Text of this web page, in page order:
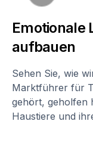
Emotionale
aufbauen
Sehen Sie, wie
Marktführer für
gehört, geholfen
Haustiere und